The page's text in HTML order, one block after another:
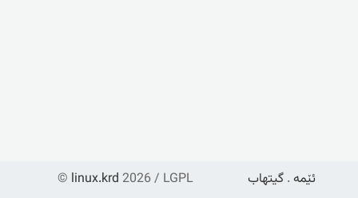
© linux.krd 2026 / LGPL ئێمە . گیتهاب